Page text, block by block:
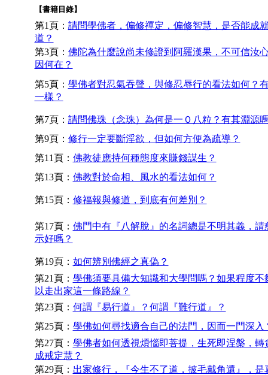
【書籍目錄】
第1頁： 請問學佛者，偏修禪定，偏修智慧，是否能成
道？
第3頁： 佛陀為什麼說尚未修證到阿羅漢果，不可信汝
因何在？
第5頁： 學佛者對忍氣吞聲，與修忍辱行的看法如何？
一樣？
第7頁： 請問佛珠（念珠）為何是一０八粒？有其淵源
第9頁： 修行一定要斷淫欲，但如何方便為疏導？
第11頁： 佛教徒應持何種態度來賺錢謀生？
第13頁： 佛教對於命相、風水的看法如何？
第15頁： 修福報與修道，到底有何差別？
第17頁： 佛門中有『八解脫』的名詞總是不明其義，請
示好嗎？
第19頁： 如何辨別佛經之真偽？
第21頁： 學佛須要具備大知識和大學問嗎？如果程度不
以走出家這一條路線？
第23頁： 何謂『易行道』？何謂『難行道』？
第25頁： 學佛如何尋找適合自己的法門，因而一門深入
第27頁： 學佛者如何透視煩惱即菩提，生死即涅槃，轉
成戒定慧？
第29頁： 出家修行，『今生不了道，披毛戴角還』，是